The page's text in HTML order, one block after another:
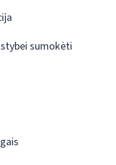
sumokėti